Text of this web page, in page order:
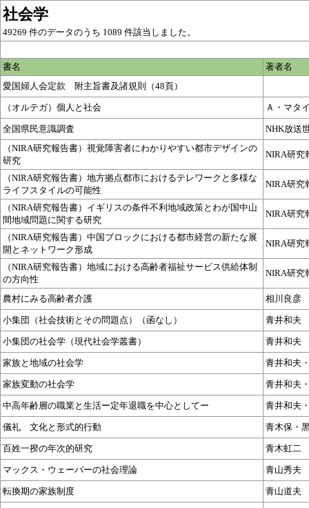
社会学
49269 件のデータのうち 1089 件該当しました。
書名
著者名
愛国婦人会定款 附主旨書及諸規則（48頁）
（オルテガ）個人と社会 Ａ・マ
全国県民意識調査
NHK放送
（NIRA研究報告書）視覚障害者にわかりやすい都市デザインの
研究
NIRA研究
（NIRA研究報告書）地方拠点都市におけるテレワークと多様な
ライフスタイルの可能性
NIRA研究
（NIRA研究報告書）イギリスの条件不利地域政策とわが国中山
間地域問題に関する研究
NIRA研究
（NIRA研究報告書）中国ブロックにおける都市経営の新たな展
開とネットワーク形成
NIRA研究
（NIRA研究報告書）地域における高齢者福祉サービス供給体制
の方向性
NIRA研究
農村にみる高齢者介護 相川良彦
小集団（社会技術とその問題点）（函なし） 青井和夫
小集団の社会学（現代社会学叢書） 青井和夫
家族と地域の社会学 青井和夫
家族変動の社会学 青井和夫
中高年齢層の職業と生活ー定年退職を中心としてー 青井和夫
儀礼 文化と形式的行動 青木保・
百姓一揆の年次的研究 青木虹二
マックス・ウェーバーの社会理論 青山秀夫
転換期の家族制度 青山道夫